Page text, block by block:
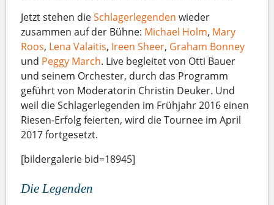
Jetzt stehen dieSchlagerlegenden wieder
zusammen auf der Bühne: Michael Holm, Mary
Roos, Lena Valaitis, Ireen Sheer, Graham Bonney
und Peggy March. Live begleitet von Otti Bauer
und seinem Orchester, durch das Programm
geführt von Moderatorin Christin Deuker. Und
weil die Schlagerlegenden im Frühjahr 2016 einen
Riesen-Erfolg feierten, wird die Tournee im April
2017 fortgesetzt.
[bildergalerie bid=18945]
Die Legenden